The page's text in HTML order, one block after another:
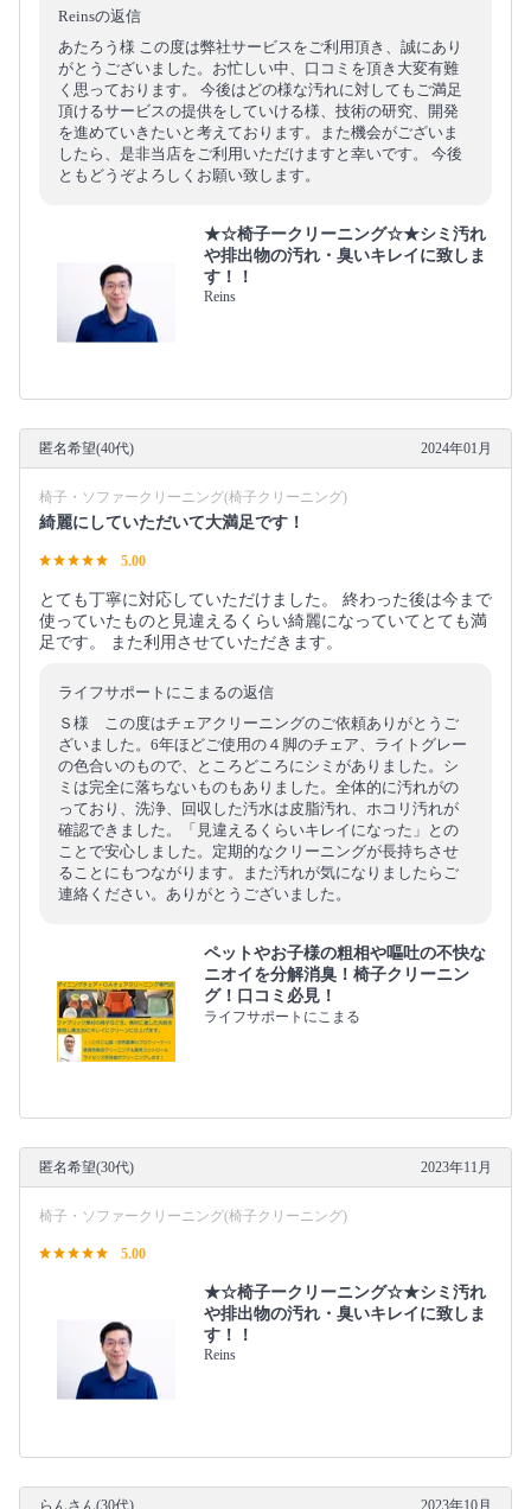
Reinsの返信
あたろう様 この度は弊社サービスをご利用頂き、誠にあり
がとうございました。お忙しい中、口コミを頂き大変有難
く思っております。 今後はどの様な汚れに対してもご満足
頂けるサービスの提供をしていける様、技術の研究、開発
を進めていきたいと考えております。また機会がございま
したら、是非当店をご利用いただけますと幸いです。 今後
ともどうぞよろしくお願い致します。
★☆椅子ークリーニング☆★シミ汚れ
や排出物の汚れ・臭いキレイに致しま
す！！
Reins
匿名希望(40代) 2024年01月
椅子・ソファークリーニング(椅子クリーニング)
綺麗にしていただいて大満足です！
5.00
とても丁寧に対応していただけました。 終わった後は今まで
使っていたものと見違えるくらい綺麗になっていてとても満
足です。 また利用させていただきます。
ライフサポートにこまるの返信
Ｓ様 この度はチェアクリーニングのご依頼ありがとうご
ざいました。6年ほどご使用の４脚のチェア、ライトグレー
の色合いのもので、ところどころにシミがありました。シ
ミは完全に落ちないものもありました。全体的に汚れがの
っており、洗浄、回収した汚水は皮脂汚れ、ホコリ汚れが
確認できました。「見違えるくらいキレイになった」との
ことで安心しました。定期的なクリーニングが長持ちさせ
ることにもつながります。また汚れが気になりましたらご
連絡ください。ありがとうございました。
ペットやお子様の粗相や嘔吐の不快な
ニオイを分解消臭！椅子クリーニン
グ！口コミ必見！
ライフサポートにこまる
匿名希望(30代) 2023年11月
椅子・ソファークリーニング(椅子クリーニング)
5.00
★☆椅子ークリーニング☆★シミ汚れ
や排出物の汚れ・臭いキレイに致しま
す！！
Reins